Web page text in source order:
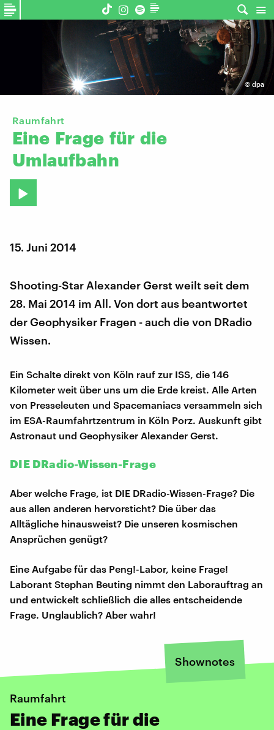
© dpa
Raumfahrt
Eine Frage für die
Umlaufbahn
15. Juni 2014
Shooting-Star Alexander Gerst weilt seit dem
28. Mai 2014 im All. Von dort aus beantwortet
der Geophysiker Fragen - auch die von DRadio
Wissen.
Ein Schalte direkt von Köln rauf zur ISS, die 146
Kilometer weit über uns um die Erde kreist. Alle Arten
von Presseleuten und Spacemaniacs versammeln sich
im ESA-Raumfahrtzentrum in Köln Porz. Auskunft gibt
Astronaut und Geophysiker Alexander Gerst.
DIE DRadio-Wissen-Frage
Aber welche Frage, ist DIE DRadio-Wissen-Frage? Die
aus allen anderen hervorsticht? Die über das
Alltägliche hinausweist? Die unseren kosmischen
Ansprüchen genügt?
Eine Aufgabe für das Peng!-Labor, keine Frage!
Laborant Stephan Beuting nimmt den Laborauftrag an
und entwickelt schließlich die alles entscheidende
Frage. Unglaublich? Aber wahr!
Shownotes
Raumfahrt
Eine Frage für die